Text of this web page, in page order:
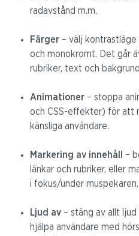
radavstånd m.m.
Färger – välj
och monokromt. Det går
rubriker, text och
Animationer – stoppa
och CSS-effekter) för att
känsliga användare.
Markering av innehåll –
länkar och rubriker, eller
i fokus/under muspekaren.
Ljud av – stäng av allt
hjälpa användare med